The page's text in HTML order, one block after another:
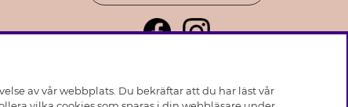
av vår webbplats. Du bekräftar att du har läst vår